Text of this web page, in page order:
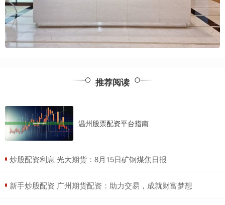
推荐阅读
温州股票配资平台指南
​炒股配资利息 光大期货：8月15日矿钢煤焦日报
​新手炒股配资 广州期货配资：助力交易，成就财富梦想